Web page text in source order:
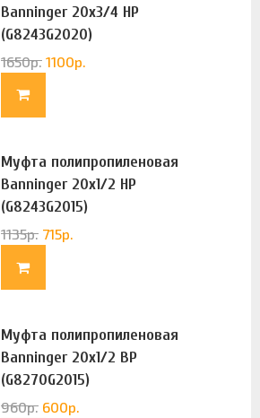
Banninger 20х3/4 НР
(G8243G2020)
1650р. 1100р.
Муфта полипропиленовая
Banninger 20х1/2 НР
(G8243G2015)
1135р. 715р.
Муфта полипропиленовая
Banninger 20х1/2 ВР
(G8270G2015)
960р. 600р.